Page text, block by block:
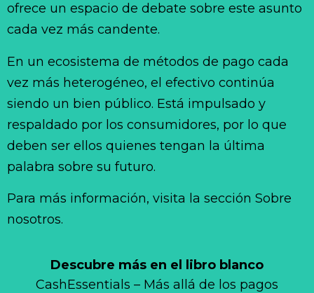
Descubre más en el libro blanco
CashEssentials – Más allá de los pagos
ofrece un espacio de debate sobre este asunto
cada vez más candente.
En un ecosistema de métodos de pago cada
vez más heterogéneo, el efectivo continúa
siendo un bien público. Está impulsado y
respaldado por los consumidores, por lo que
deben ser ellos quienes tengan la última
palabra sobre su futuro.
Para más información, visita la sección Sobre
nosotros.